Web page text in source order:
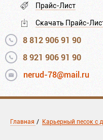
Прайс-Лист
Скачать Прайс-
8 812 906 91 90
8 921 906 91 90
nerud-78@mail.ru
Главная / Карьерный песок с